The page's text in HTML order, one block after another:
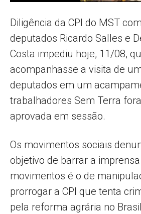
Diligência da CPI do MST
deputados Ricardo Salles e
Costa impediu hoje, 11/08,
acompanhasse a visita de
deputados em um
trabalhadores Sem Terra
aprovada em sessão.
Os movimentos sociais
objetivo de barrar a
movimentos é o de
prorrogar a CPI que tenta
pela reforma agrária no